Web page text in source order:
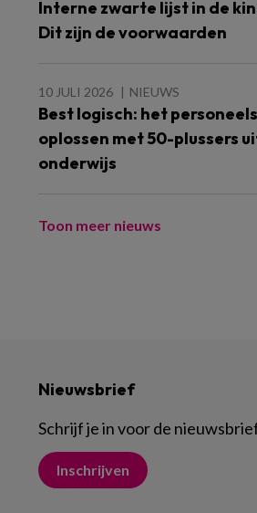
Interne zwarte lijst in de
Dit zijn de voorwaarden
10 JULI 2026 NIEUWS
Best logisch: het
oplossen met 50-plussers
onderwijs
Toon meer nieuws
Nieuwsbrief
Schrijf je in voor de
Inschrijven